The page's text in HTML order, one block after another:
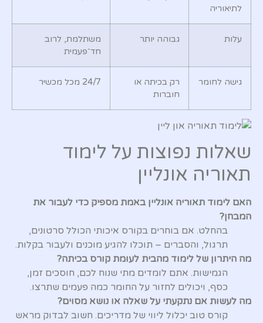
לתיאוריה
עלות גבוהה יותר
משתלמת, לרוב
חד־פעמית
גישה לחומר
רק בכיתה או
חוברות
24/7 מכל מכשיר
שאלות נפוצות על לימוד
תאוריה אונליין
האם לימוד תאוריה אונליין באמת מספיק כדי לעבור את
המבחן?
בהחלט. אם בוחרים בקורס איכותי הכולל סרטונים,
תרגול, והסברים – תוכלו להגיע מוכנים ולעבור בקלות.
מה היתרון של לימוד מהבית לעומת קורס בכיתה?
הגמישות. אתם לומדים מתי שנוח לכם, חוסכים זמן,
כסף, ויכולים לחזור על החומר כמה פעמים שתרצו.
מה לעשות אם נתקעתי על שאלה או נושא מסוים?
קורס טוב יכלול ליווי של מדריכים. חשוב לבדוק מראש